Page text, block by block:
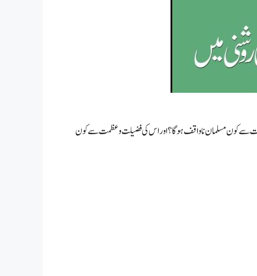
سے کون مسلمان ناواقف ہوگا؟ اور اس کی فضیلت و عظمت سے کون